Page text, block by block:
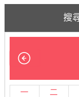
搜
一 二